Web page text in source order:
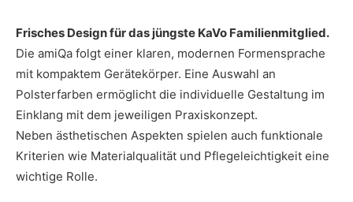
Frisches Design für das jüngste KaVo Familienmitglied.
Die amiQa folgt einer klaren, modernen Formensprache
mit kompaktem Gerätekörper. Eine Auswahl an
Polsterfarben ermöglicht die individuelle Gestaltung im
Einklang mit dem jeweiligen Praxiskonzept.
Neben ästhetischen Aspekten spielen auch funktionale
Kriterien wie Materialqualität und Pflegeleichtigkeit eine
wichtige Rolle.